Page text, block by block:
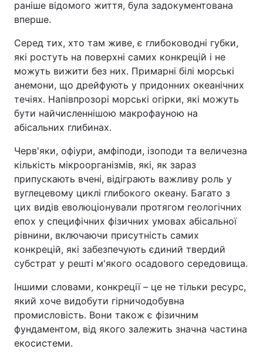
раніше відомого життя, була задокументована
вперше.
Серед тих, хто там живе, є глибоководні губки,
які ростуть на поверхні самих конкрецій і не
можуть вижити без них. Примарні білі морські
анемони, що дрейфують у придонних океанічних
течіях. Напівпрозорі морські огірки, які можуть
бути найчисленнішою макрофауною на
абісальних глибинах.
Черв'яки, офіури, амфіподи, ізоподи та величезна
кількість мікроорганізмів, які, як зараз
припускають вчені, відіграють важливу роль у
вуглецевому циклі глибокого океану. Багато з
цих видів еволюціонували протягом геологічних
епох у специфічних фізичних умовах абісальної
рівнини, включаючи присутність самих
конкрецій, які забезпечують єдиний твердий
субстрат у решті м'якого осадового середовища.
Іншими словами, конкреції – це не тільки ресурс,
який хоче видобути гірничодобувна
промисловість. Вони також є фізичним
фундаментом, від якого залежить значна частина
екосистеми.